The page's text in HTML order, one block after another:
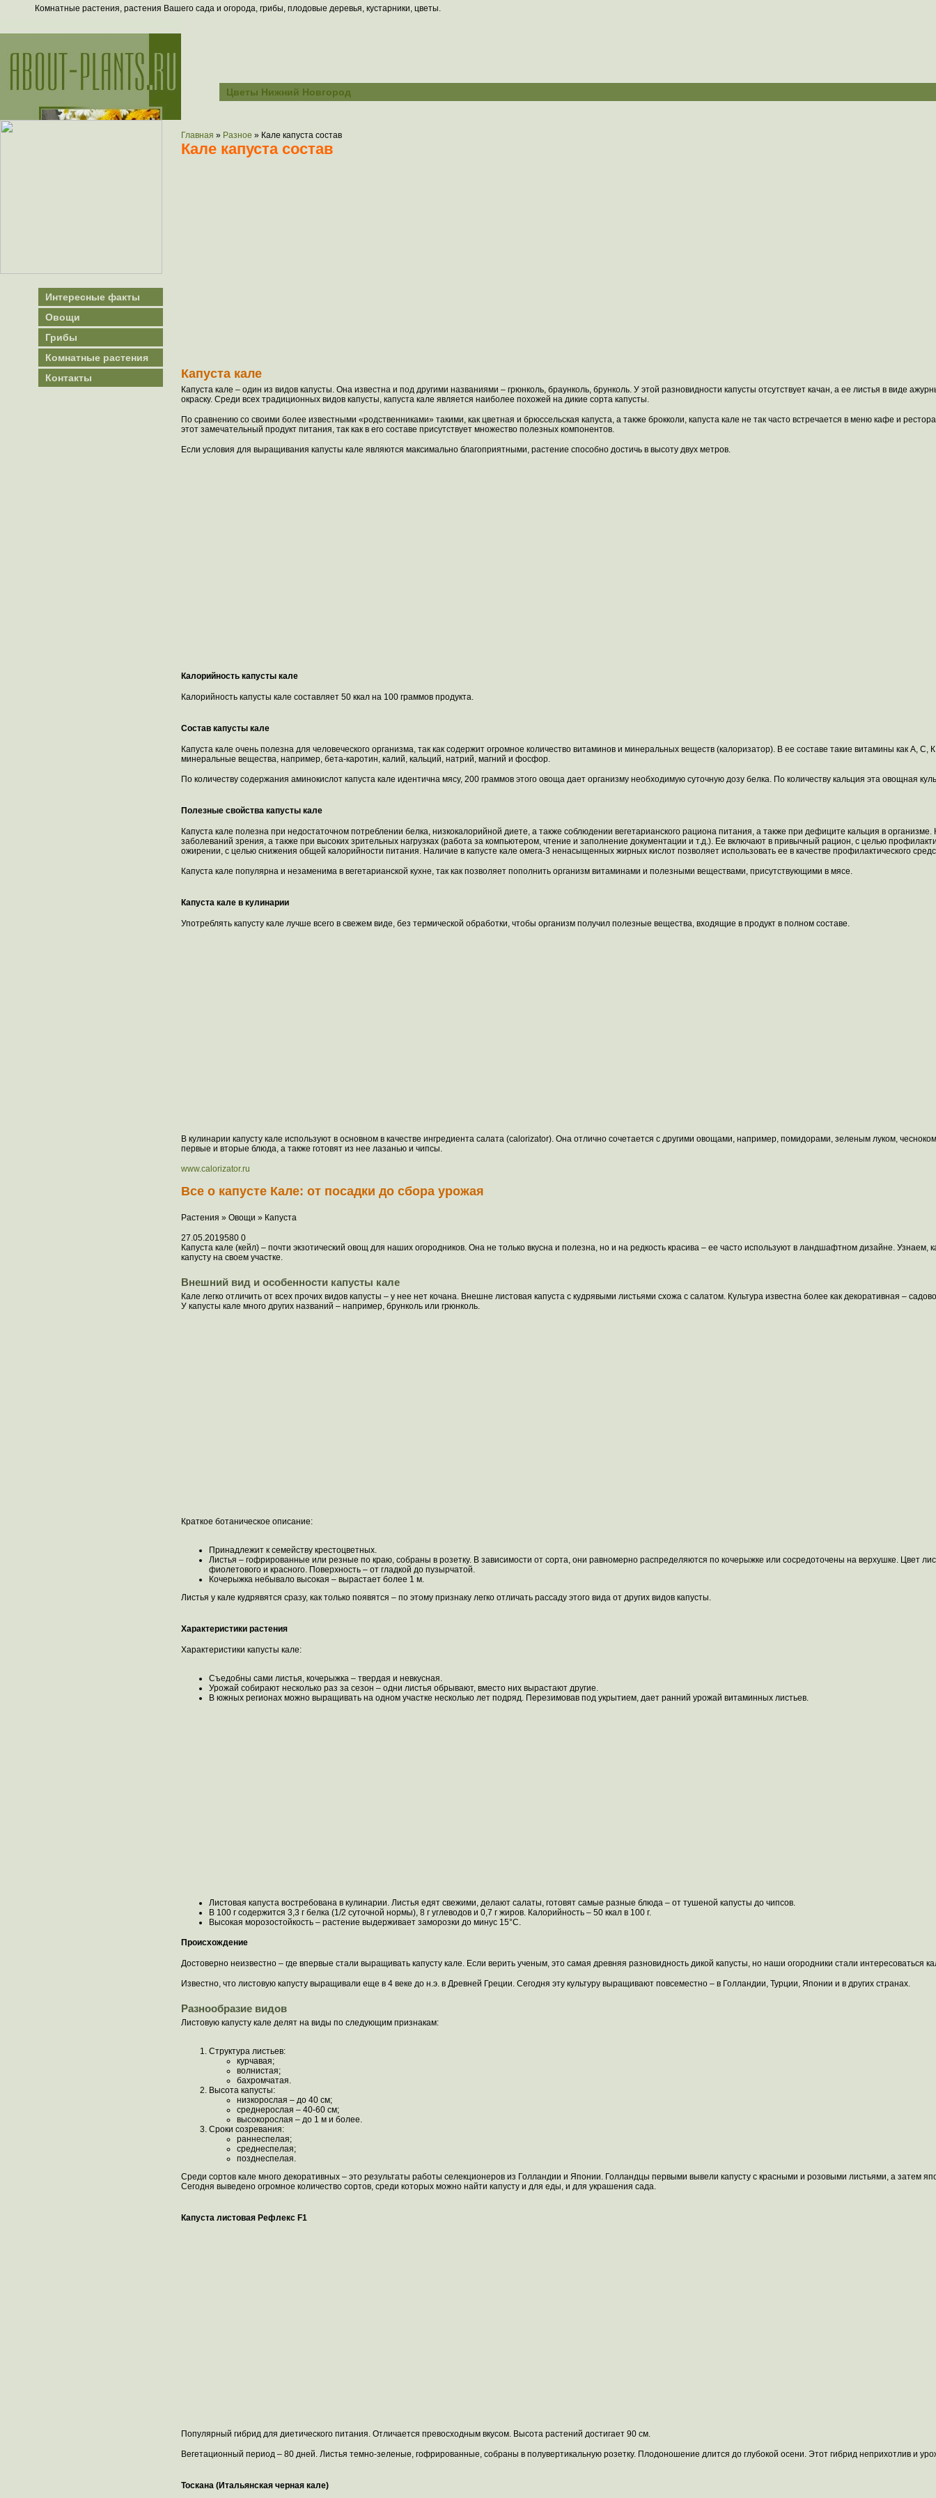
Комнатные растения, растения Вашего сада и огорода, грибы, плодовые деревья, кустарники, цветы.
Цветы Нижний Новгород
Интересные факты
Овощи
Грибы
Комнатные растения
Контакты
Главная » Разное » Кале капуста состав
Кале капуста состав
Капуста кале
Капуста кале – один из видов капусты. Она известна и под другими названиями – грюнколь, браунколь, брунколь. У этой разновидности капусты отсутствует качан, а ее листья в виде
окраску. Среди всех традиционных видов капусты, капуста кале является наиболее похожей на дикие сорта капусты.
По сравнению со своими более известными «родственниками» такими, как цветная и брюссельская капуста, а также брокколи, капуста кале не так часто встречается в меню кафе и
этот замечательный продукт питания, так как в его составе присутствует множество полезных компонентов.
Если условия для выращивания капусты кале являются максимально благоприятными, растение способно достичь в высоту двух метров.
Калорийность капусты кале
Калорийность капусты кале составляет 50 ккал на 100 граммов продукта.
Состав капусты кале
Капуста кале очень полезна для человеческого организма, так как содержит огромное количество витаминов и минеральных веществ (калоризатор). В ее составе такие витамины как А,
минеральные вещества, например, бета-каротин, калий, кальций, натрий, магний и фосфор.
По количеству содержания аминокислот капуста кале идентична мясу, 200 граммов этого овоща дает организму необходимую суточную дозу белка. По количеству кальция эта овощная
Полезные свойства капусты кале
Капуста кале полезна при недостаточном потреблении белка, низкокалорийной диете, а также соблюдении вегетарианского рациона питания, а также при дефиците кальция в
заболеваний зрения, а также при высоких зрительных нагрузках (работа за компьютером, чтение и заполнение документации и т.д.). Ее включают в привычный рацион, с целью
ожирении, с целью снижения общей калорийности питания. Наличие в капусте кале омега-3 ненасыщенных жирных кислот позволяет использовать ее в качестве профилактического
Капуста кале популярна и незаменима в вегетарианской кухне, так как позволяет пополнить организм витаминами и полезными веществами, присутствующими в мясе.
Капуста кале в кулинарии
Употреблять капусту кале лучше всего в свежем виде, без термической обработки, чтобы организм получил полезные вещества, входящие в продукт в полном составе.
В кулинарии капусту кале используют в основном в качестве ингредиента салата (calorizator). Она отлично сочетается с другими овощами, например, помидорами, зеленым луком,
первые и вторые блюда, а также готовят из нее лазанью и чипсы.
www.calorizator.ru
Все о капусте Кале: от посадки до сбора урожая
Растения » Овощи » Капуста
27.05.2019580 0
Капуста кале (кейл) – почти экзотический овощ для наших огородников. Она не только вкусна и полезна, но и на редкость красива – ее часто используют в ландшафтном дизайне. Узнаем,
капусту на своем участке.
Внешний вид и особенности капусты кале
Кале легко отличить от всех прочих видов капусты – у нее нет кочана. Внешне листовая капуста с кудрявыми листьями схожа с салатом. Культура известна более как декоративная –
У капусты кале много других названий – например, брунколь или грюнколь.
Краткое ботаническое описание:
Принадлежит к семейству крестоцветных.
Листья – гофрированные или резные по краю, собраны в розетку. В зависимости от сорта, они равномерно распределяются по кочерыжке или сосредоточены на верхушке. Цвет
фиолетового и красного. Поверхность – от гладкой до пузырчатой.
Кочерыжка небывало высокая – вырастает более 1 м.
Листья у кале кудрявятся сразу, как только появятся – по этому признаку легко отличать рассаду этого вида от других видов капусты.
Характеристики растения
Характеристики капусты кале:
Съедобны сами листья, кочерыжка – твердая и невкусная.
Урожай собирают несколько раз за сезон – одни листья обрывают, вместо них вырастают другие.
В южных регионах можно выращивать на одном участке несколько лет подряд. Перезимовав под укрытием, дает ранний урожай витаминных листьев.
Листовая капуста востребована в кулинарии. Листья едят свежими, делают салаты, готовят самые разные блюда – от тушеной капусты до чипсов.
В 100 г содержится 3,3 г белка (1/2 суточной нормы), 8 г углеводов и 0,7 г жиров. Калорийность – 50 ккал в 100 г.
Высокая морозостойкость – растение выдерживает заморозки до минус 15°C.
Происхождение
Достоверно неизвестно – где впервые стали выращивать капусту кале. Если верить ученым, это самая древняя разновидность дикой капусты, но наши огородники стали интересоваться
Известно, что листовую капусту выращивали еще в 4 веке до н.э. в Древней Греции. Сегодня эту культуру выращивают повсеместно – в Голландии, Турции, Японии и в других странах.
Разнообразие видов
Листовую капусту кале делят на виды по следующим признакам:
Структура листьев:
курчавая;
волнистая;
бахромчатая.
Высота капусты:
низкорослая – до 40 см;
среднерослая – 40-60 см;
высокорослая – до 1 м и более.
Сроки созревания:
раннеспелая;
среднеспелая;
позднеспелая.
Среди сортов кале много декоративных – это результаты работы селекционеров из Голландии и Японии. Голландцы первыми вывели капусту с красными и розовыми листьями, а затем
Сегодня выведено огромное количество сортов, среди которых можно найти капусту и для еды, и для украшения сада.
Капуста листовая Рефлекс F1
Популярный гибрид для диетического питания. Отличается превосходным вкусом. Высота растений достигает 90 см.
Вегетационный период – 80 дней. Листья темно-зеленые, гофрированные, собраны в полувертикальную розетку. Плодоношение длится до глубокой осени. Этот гибрид неприхотлив и
Тоскана (Итальянская черная кале)